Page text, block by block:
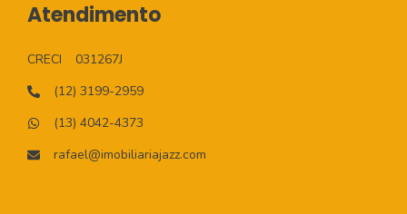
Atendimento
CRECI
031267J
(12) 3199-2959
(13) 4042-4373
rafael@imobiliariajazz.com